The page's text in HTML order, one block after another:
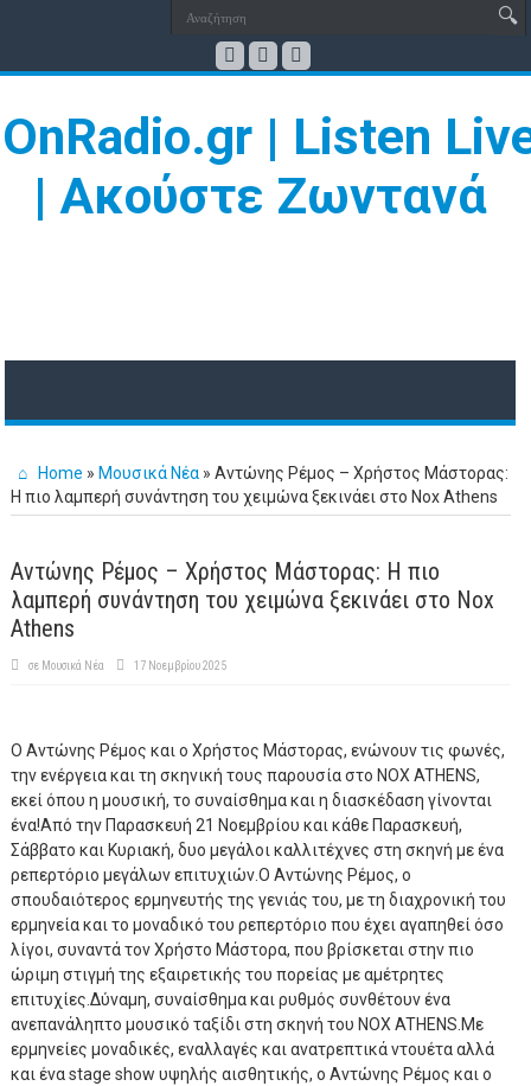
Home » Μουσικά Νέα » Αντώνης Ρέμος – Χρήστος Μάστορας:
Η πιο λαμπερή συνάντηση του χειμώνα ξεκινάει στο Nox Athens
Αντώνης Ρέμος – Χρήστος Μάστορας: Η πιο
λαμπερή συνάντηση του χειμώνα ξεκινάει στο Nox
Athens
σε Μουσικά Νέα 17 Νοεμβρίου 2025
Ο Αντώνης Ρέμος και ο Χρήστος Μάστορας, ενώνουν τις φωνές,
την ενέργεια και τη σκηνική τους παρουσία στο NOX ATHENS,
εκεί όπου η μουσική, το συναίσθημα και η διασκέδαση γίνονται
ένα!Από την Παρασκευή 21 Νοεμβρίου και κάθε Παρασκευή,
Σάββατο και Κυριακή, δυο μεγάλοι καλλιτέχνες στη σκηνή με ένα
ρεπερτόριο μεγάλων επιτυχιών.Ο Αντώνης Ρέμος, ο
σπουδαιότερος ερμηνευτής της γενιάς του, με τη διαχρονική του
ερμηνεία και το μοναδικό του ρεπερτόριο που έχει αγαπηθεί όσο
λίγοι, συναντά τον Χρήστο Μάστορα, που βρίσκεται στην πιο
ώριμη στιγμή της εξαιρετικής του πορείας με αμέτρητες
επιτυχίες.Δύναμη, συναίσθημα και ρυθμός συνθέτουν ένα
ανεπανάληπτο μουσικό ταξίδι στη σκηνή του NOX ATHENS.Με
ερμηνείες μοναδικές, εναλλαγές και ανατρεπτικά ντουέτα αλλά
και ένα stage show υψηλής αισθητικής, ο Αντώνης Ρέμος και ο